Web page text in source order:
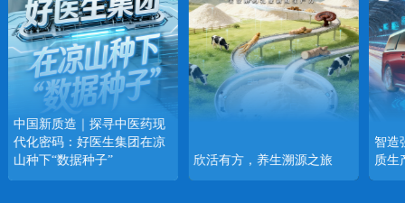
中国新质造｜探寻中医药现
代化密码：好医生集团在凉
山种下“数据种子”
欣活有方，养生溯源之旅
智造
质生